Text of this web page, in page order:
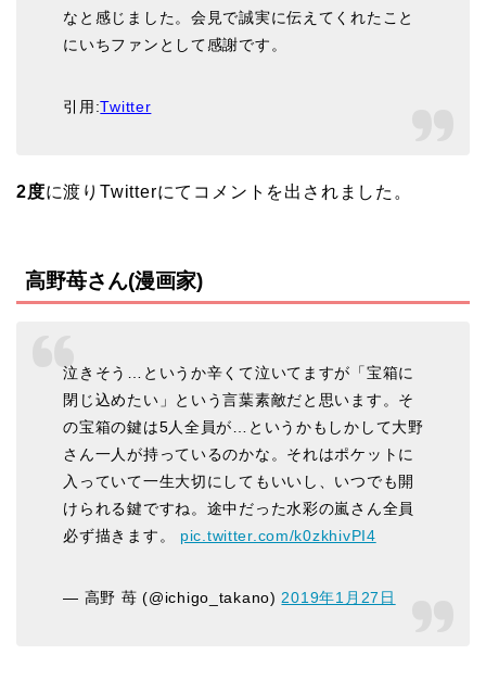
なと感じました。会見で誠実に伝えてくれたこと
にいちファンとして感謝です。
引用:Twitter
2度に渡りTwitterにてコメントを出されました。
高野苺さん(漫画家)
泣きそう…というか辛くて泣いてますが「宝箱に
閉じ込めたい」という言葉素敵だと思います。そ
の宝箱の鍵は5人全員が…というかもしかして大野
さん一人が持っているのかな。それはポケットに
入っていて一生大切にしてもいいし、いつでも開
けられる鍵ですね。途中だった水彩の嵐さん全員
必ず描きます。 pic.twitter.com/k0zkhivPI4
— 高野 苺 (@ichigo_takano) 2019年1月27日